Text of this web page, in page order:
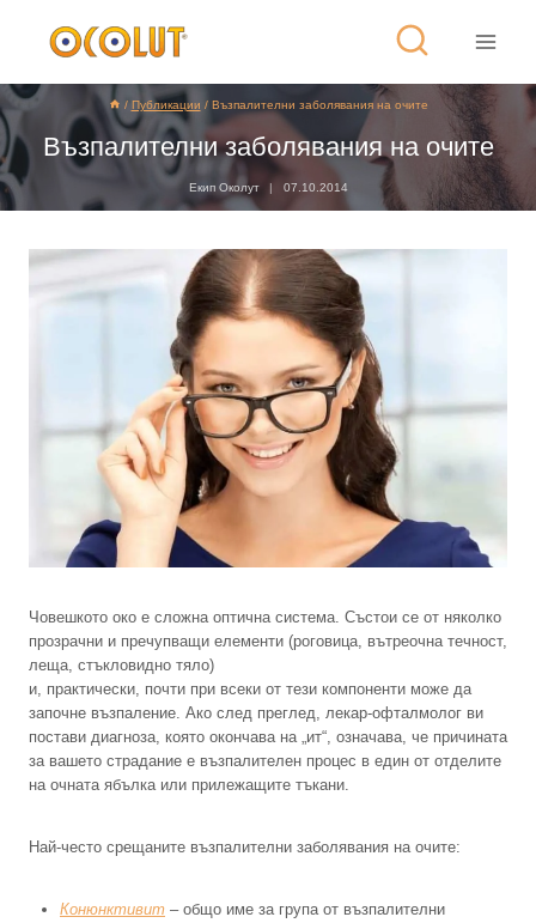
/ Публикации / Възпалителни заболявания на очите
Възпалителни заболявания на очите
Екип Околут 07.10.2014
Човешкото око е сложна оптична система. Състои се от няколко
прозрачни и пречупващи елементи (роговица, вътреочна течност,
леща, стъкловидно тяло)
и, практически, почти при всеки от тези компоненти може да
започне възпаление. Ако след преглед, лекар-офталмолог ви
постави диагноза, която окончава на „ит“, означава, че причината
за вашето страдание е възпалителен процес в един от отделите
на очната ябълка или прилежащите тъкани.
Най-често срещаните възпалителни заболявания на очите:
Конюнктивит – общо име за група от възпалителни